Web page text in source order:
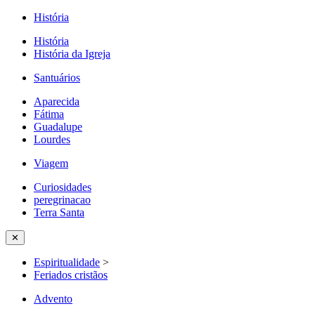
História
História
História da Igreja
Santuários
Aparecida
Fátima
Guadalupe
Lourdes
Viagem
Curiosidades
peregrinacao
Terra Santa
✕
Espiritualidade >
Feriados cristãos
Advento